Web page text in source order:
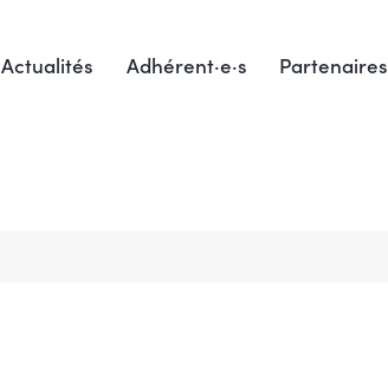
Adhérent·e·s Partenaires